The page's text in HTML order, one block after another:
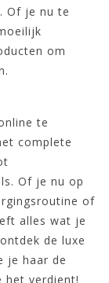
Of je nu te
om
te
complete
Of je nu op
of
alles wat je
de luxe
je haar de
het verdient!